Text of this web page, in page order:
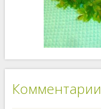
Комментарии